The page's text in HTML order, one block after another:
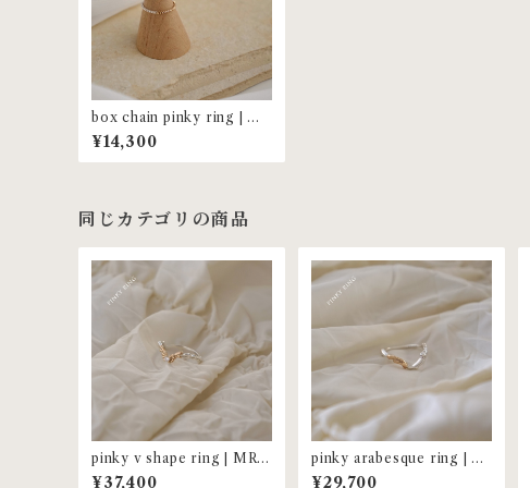
box chain pinky ring | MR
-102
¥14,300
同じカテゴリの商品
pinky v shape ring | MR-1
00-P
¥37,400
pinky arabesque ring | M
R-72-P
¥29,700